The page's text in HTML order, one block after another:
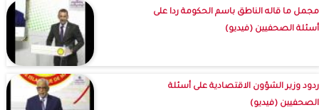
مجمل ما قاله الناطق باسم الحكومة ردا على
أسئلة الصحفيين (فيديو)
ردود وزير الشؤون الاقتصادية على أسئلة
الصحفيين (فيديو)